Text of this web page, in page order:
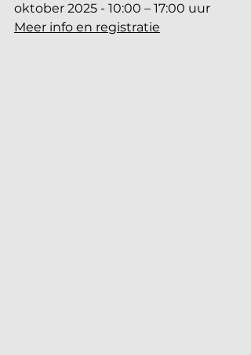
oktober 2025 - 10:00 – 17:00 uur
Meer info en registratie